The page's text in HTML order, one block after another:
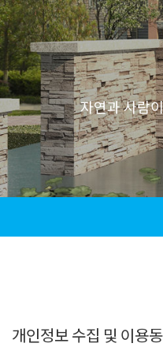
자연과 사람
개인정보 수집 및 이용